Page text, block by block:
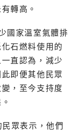
轉高。
國家溫室氣體排
石燃料使用的
直認為，減少
即便其他民眾
，至今支持度
眾表示，他們